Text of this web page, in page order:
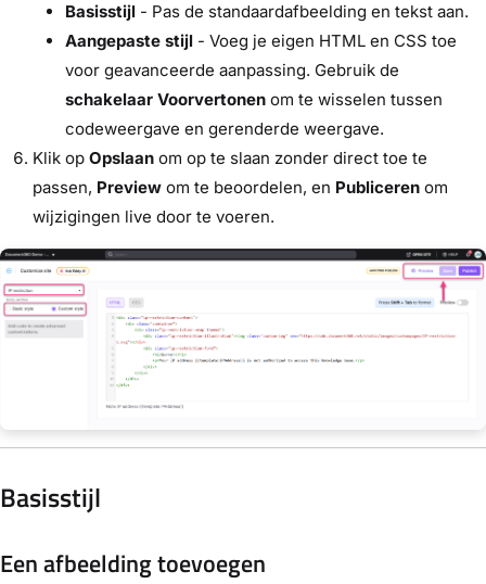
Basisstijl - Pas de standaardafbeelding en tekst aan.
Aangepaste stijl - Voeg je eigen HTML en CSS toe
voor geavanceerde aanpassing. Gebruik de
schakelaar Voorvertonen om te wisselen tussen
codeweergave en gerenderde weergave.
Klik op Opslaan om op te slaan zonder direct toe te
passen, Preview om te beoordelen, en Publiceren om
wijzigingen live door te voeren.
Basisstijl
Een afbeelding toevoegen